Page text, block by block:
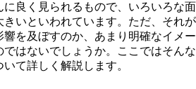
良く見られるもので、いろいろな面
いといわれています。ただ、それが
を及ぼすのか、あまり明確なイメー
ではないでしょうか。ここではそんな
て詳しく解説します。